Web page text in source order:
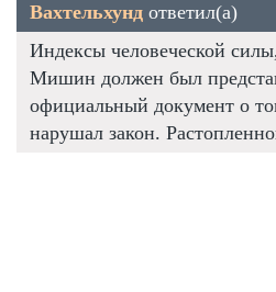
Вахтельхунд ответил(а)
Индексы человеческой
Мишин должен был
официальный документ о
нарушал закон.